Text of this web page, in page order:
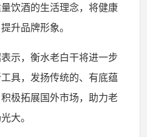
饮酒的生活理念，将健康
升品牌形象。
示，衡水老白干将进一步
具，发扬传统的、有底蕴
极拓展国外市场，助力老
大。